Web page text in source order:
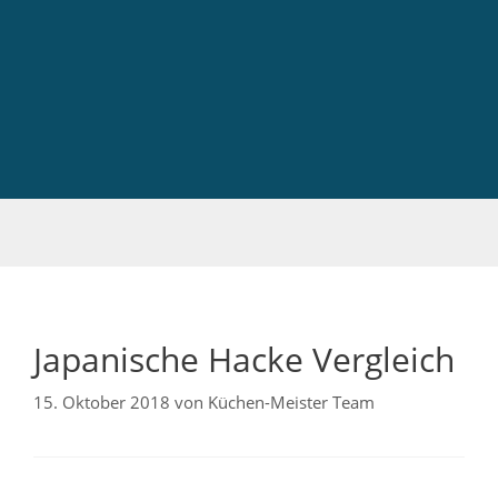
Japanische Hacke Vergleich
15. Oktober 2018 von Küchen-Meister Team